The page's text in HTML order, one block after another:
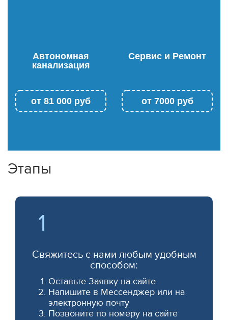
Автономная
канализация
от 81 000 руб
Сервис и Ремонт
от 7000руб
Этапы
1
Свяжитесь с нами любым удобным
способом:
Оставьте Заявку на сайте
Напишите в Мессенджер или на
электронную почту
Позвоните по номеру на сайте